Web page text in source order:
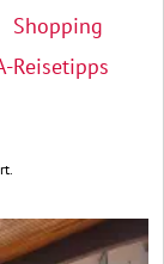
Shopping
Reisetipps